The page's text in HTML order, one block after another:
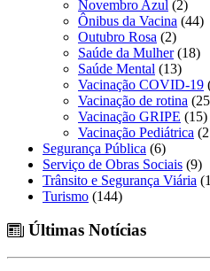
Novembro Azul (2)
Ônibus da Vacina (44)
Outubro Rosa (2)
Saúde da Mulher(18)
Saúde Mental (13)
Vacinação COVID-19
Vacinação de rotina
Vacinação GRIPE (15)
Vacinação Pediátrica
Segurança Pública (6)
Serviço de Obras Sociais (9)
Trânsito e Segurança Viária
Turismo (144)
Últimas Notícias